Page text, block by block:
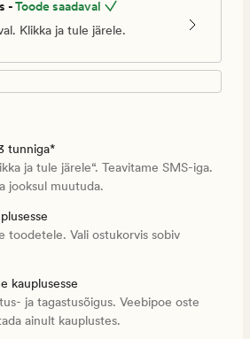
-Toode saadaval
Klikka ja tule järele.
tunniga*
ja tule järele“. Teavitame SMS-iga.
jooksul muutuda.
toodetele. Vali ostukorvis sobiv
kauplusesse
ja tagastusõigus. Veebipoe oste
ainult kauplustes.